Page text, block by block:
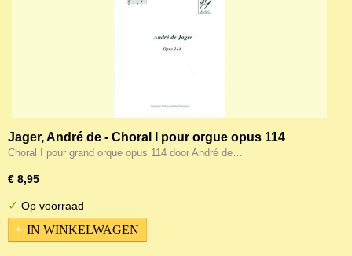
Jager, André de - Choral I pour orgue opus 114
Choral I pour grand orque opus 114 door André de…
€ 8,95
✓ Op voorraad
IN WINKELWAGEN